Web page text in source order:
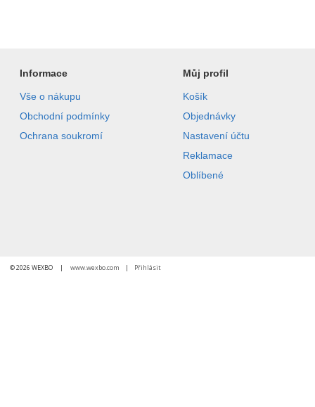
Informace
Vše o nákupu
Obchodní podmínky
Ochrana soukromí
Můj profil
Košík
Objednávky
Nastavení účtu
Reklamace
Oblíbené
© 2026 WEXBO | www.wexbo.com | Přihlásit